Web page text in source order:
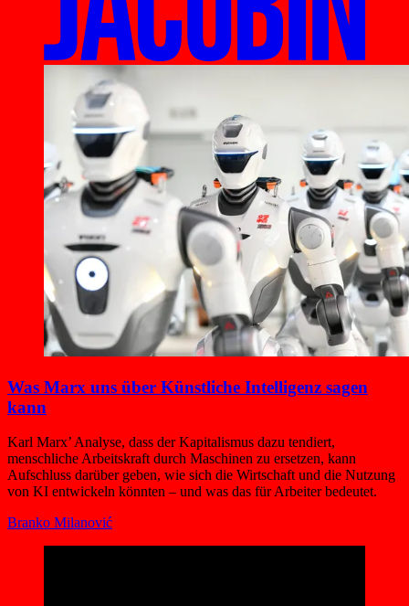
Was Marx uns über Künstliche Intelligenz sagen
kann
Karl Marx’ Analyse, dass der Kapitalismus dazu tendiert,
menschliche Arbeitskraft durch Maschinen zu ersetzen, kann
Aufschluss darüber geben, wie sich die Wirtschaft und die Nutzung
von KI entwickeln könnten – und was das für Arbeiter bedeutet.
Branko Milanović